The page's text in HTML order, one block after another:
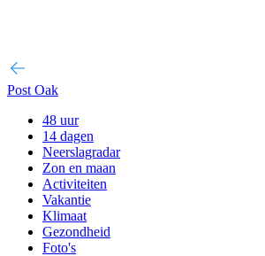
Post Oak
48 uur
14 dagen
Neerslagradar
Zon en maan
Activiteiten
Vakantie
Klimaat
Gezondheid
Foto's